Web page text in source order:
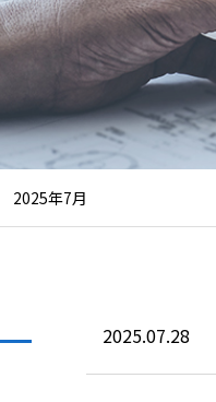
2025年7月
2025.07.28